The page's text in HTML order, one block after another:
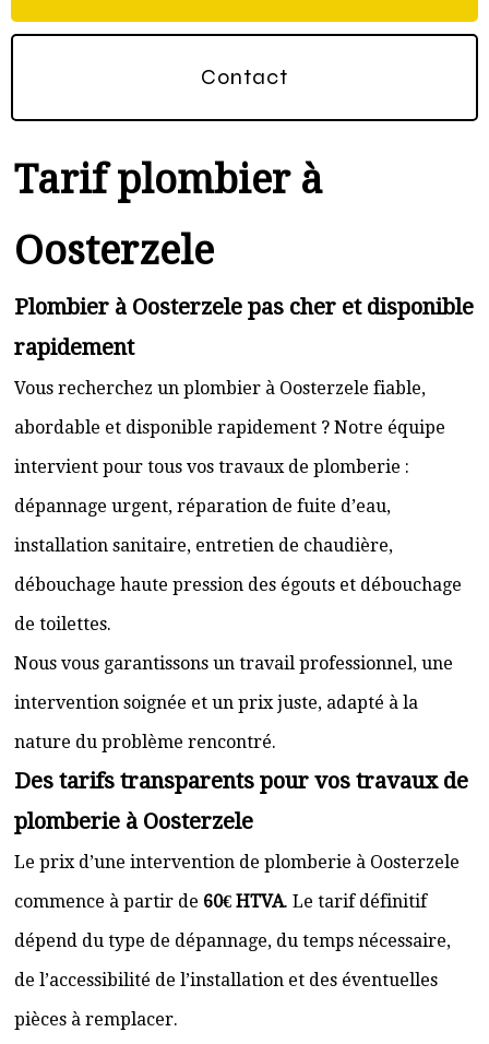
Contact
Tarif plombier à
Oosterzele
Plombier à Oosterzele pas cher et disponible
rapidement
Vous recherchez un plombier à Oosterzele fiable,
abordable et disponible rapidement ? Notre équipe
intervient pour tous vos travaux de plomberie :
dépannage urgent, réparation de fuite d’eau,
installation sanitaire, entretien de chaudière,
débouchage haute pression des égouts et débouchage
de toilettes.
Nous vous garantissons un travail professionnel, une
intervention soignée et un prix juste, adapté à la
nature du problème rencontré.
Des tarifs transparents pour vos travaux de
plomberie à Oosterzele
Le prix d’une intervention de plomberie à Oosterzele
commence à partir de 60€ HTVA. Le tarif définitif
dépend du type de dépannage, du temps nécessaire,
de l’accessibilité de l’installation et des éventuelles
pièces à remplacer.